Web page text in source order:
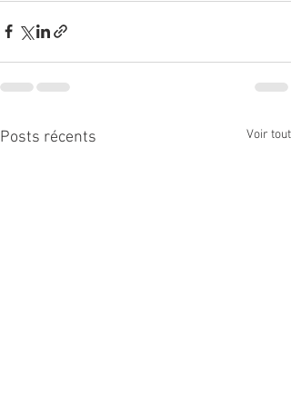
Posts récents Voir tout